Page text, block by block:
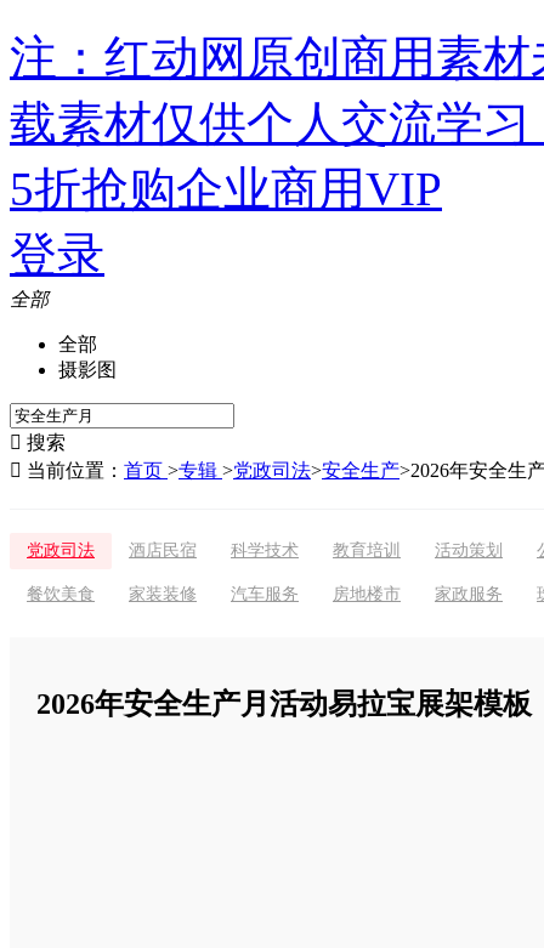
注：红动网原创商用素
载素材仅供个人交流学
5折抢购企业商用VIP
登录
全部
全部
摄影图
 搜索
 当前位置： 首页 >专辑 >党政司法>安全生产>2026年安全生
党政司法 酒店民宿 科学技术 教育培训 活动策划
餐饮美食 家装装修 汽车服务 房地楼市 家政服务
2026年安全生产月活动易拉宝展架模板